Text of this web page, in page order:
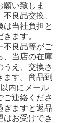
願い致しま
良品交換、
は当社負担と
ます。
不良品等がご
、当店の在庫
うえ、交換さ
ます。商品到
内にメール
ご連絡くださ
ぎますと返品
はお受けでき